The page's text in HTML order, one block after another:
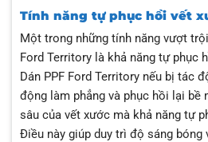
Tính năng tự phục hồi vết
Một trong những tính năng vượt
Ford Territory là khả năng tự phục
Dán PPF Ford Territory nếu bị tác
động làm phẳng và phục hồi lại bề
sâu của vết xước mà khả năng tự
Điều này giúp duy trì độ sáng bóng